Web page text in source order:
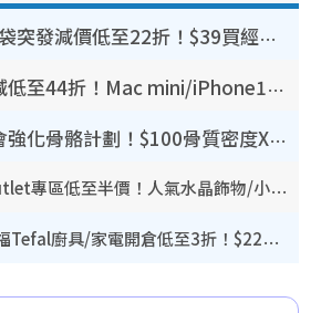
GU優惠｜手袋突發減價低至22折！$39買經典波士頓包/餃子袋！飾物同步減價$29起！
豐澤優惠勁減低至44折！Mac mini/iPhone17Pro大減價！廚房家電$220起
港大推賽馬會強化骨骼計劃！$100骨質密度X光檢查 完成免費運動訓練送超市禮券！附參加資格
Swarovski Outlet專區低至半價！人氣水晶飾物/小擺設$138起！迪士尼款/水晶高跟鞋都有平
廚具開倉｜特福Tefal廚具/家電開倉低至3折！$220起買平底鍋/炒鑊/湯煲！電飯煲/吸塵機/燙斗$418起